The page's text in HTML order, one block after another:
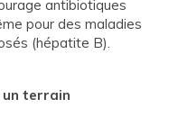
antibiotiques
pour des maladies
(hépatite B).
terrain